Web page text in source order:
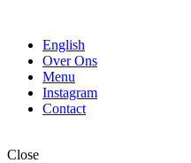
English
Over Ons
Menu
Instagram
Contact
Close